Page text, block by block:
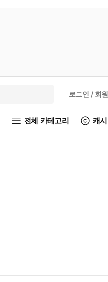
로그인 / 회
전체 카테고리 캐